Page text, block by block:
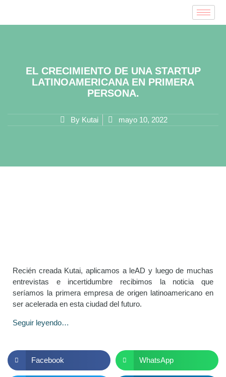
EL CRECIMIENTO DE UNA STARTUP
LATINOAMERICANA EN PRIMERA
PERSONA.
By Kutai mayo 10, 2022
Recién creada Kutai, aplicamos a leAD y luego de muchas
entrevistas e incertidumbre recibimos la noticia que
seríamos la primera empresa de origen latinoamericano en
ser acelerada en esta ciudad del futuro.
Seguir leyendo…
Facebook WhatsApp